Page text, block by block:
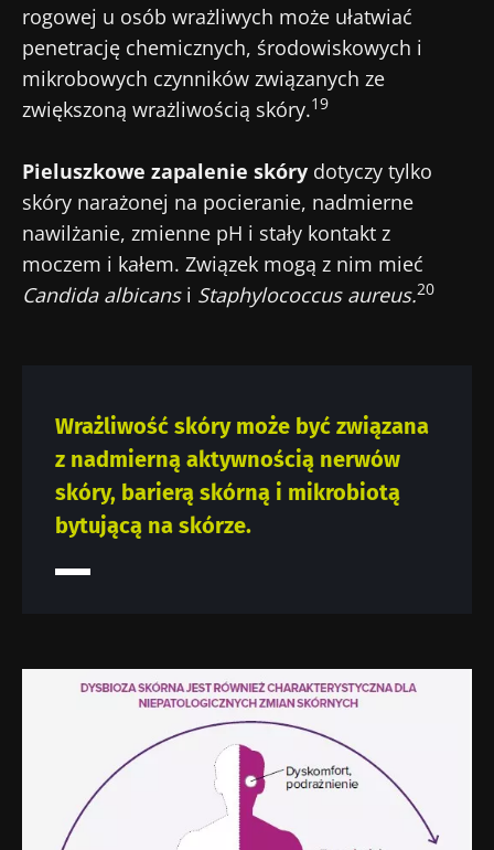
rogowej u osób wrażliwych może ułatwiać
penetrację chemicznych, środowiskowych i
mikrobowych czynników związanych ze
zwiększoną wrażliwością skóry.19
Pieluszkowe zapalenie skóry dotyczy tylko
skóry narażonej na pocieranie, nadmierne
nawilżanie, zmienne pH i stały kontakt z
moczem i kałem. Związek mogą z nim mieć
Candida albicansi Staphylococcus aureus.20
Wrażliwość skóry może być związana
z nadmierną aktywnością nerwów
skóry, barierą skórną i mikrobiotą
bytującą na skórze.